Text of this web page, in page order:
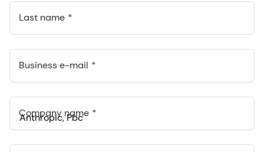
Last name
Business e-mail
Company name